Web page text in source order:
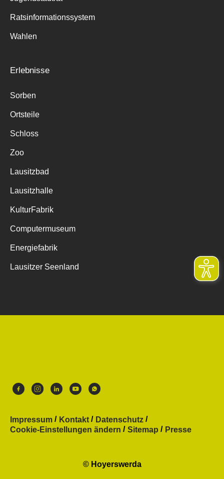
Ratsinformationssystem
Wahlen
Erlebnisse
Sorben
Ortsteile
Schloss
Zoo
Lausitzbad
Lausitzhalle
KulturFabrik
Computermuseum
Energiefabrik
Lausitzer Seenland
Impressum Kontakt
Datenschutz
Cookie-Einstellungen ändern
Sitemap Presse
© Hoyerswerda